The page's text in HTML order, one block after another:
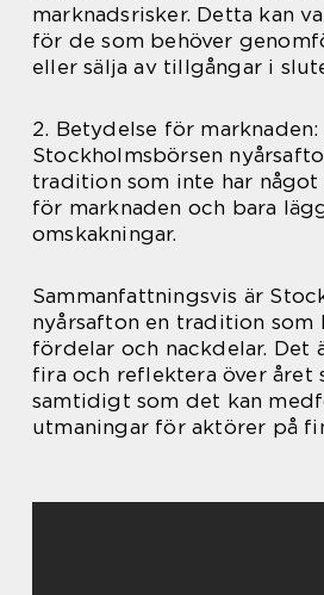
marknadsrisker. Detta kan
för de som behöver
eller sälja av tillgångar i
2. Betydelse för
Stockholmsbörsen
tradition som inte har
för marknaden och bara
omskakningar.
Sammanfattningsvis är
nyårsafton en tradition som
fördelar och nackdelar. Det
fira och reflektera över året
samtidigt som det kan
utmaningar för aktörer på